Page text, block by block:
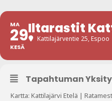
MA
29
KESÄ
Iltarastit
Kattilajärventie 25, Espoo
Tapahtuman
Kartta: Kattilajärvi Etelä |